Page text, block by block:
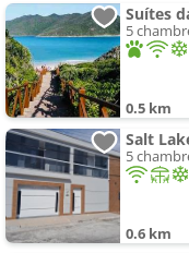
Suítes
5
0.5 km
Salt
5
0.6 km